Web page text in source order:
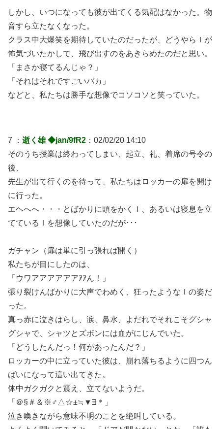
しかし、いつになっても彼が出てくる気配はなかった。物
音すら立たなくなった。
クラス中大爆笑を期待していたのだったが、どうやらＩが
怖気づいたかして、飛び出すのをあきらめたのだと思い。
「まさか寝てるんじゃ？」
「それはそれですごいバカ」
などと、私たちは勝手な想像でコソコソと笑っていた。
7 ： 逝く雄 ◆jan/9fR2 ：02/02/20 14:10
そのうち授業は終わってしまい、起立、礼、着席の号令の
後、
先生が出て行くのを待って、私たちはロッカーの扉を開け
に行った。
エヘへへ・・・とばかりに頭をかくＩ、あるいは寝息を立
てているＩを想像していたのだが･･･
ガチャン（扉は単に引っ張れば開く）
私たちが目にしたのは、
「ウワアアアアアアｱｱん！」
張り裂けんばかりに大声でわめく、狂ったようなＩの姿だ
った。
真っ赤に泣きはらし、涙、鼻水、よだれでそれこそグシャ
グシャで、シャツとズボンには血がにじんでいた。
「どうしたんだっ！何があったんだ？」
ロッカーの中に立っていた彼は、崩れ落ちるように四つん
ばいになって這い出てきた。
体中ガクガクと震え、立てないようだ。
「＠§＃＆※♂△☆±≒▼∃＊」
泣き喚きながら意味不明のことを絶叫している。